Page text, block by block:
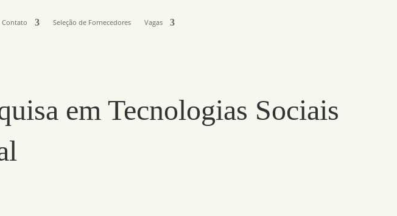
Contato Seleção de Fornecedores Vagas
em Tecnologias Sociais